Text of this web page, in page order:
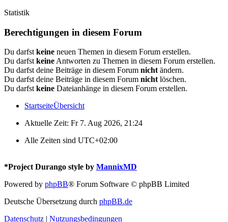
Statistik
Berechtigungen in diesem Forum
Du darfst keine neuen Themen in diesem Forum erstellen.
Du darfst keine Antworten zu Themen in diesem Forum erstellen.
Du darfst deine Beiträge in diesem Forum nicht ändern.
Du darfst deine Beiträge in diesem Forum nicht löschen.
Du darfst keine Dateianhänge in diesem Forum erstellen.
StartseiteÜbersicht
Aktuelle Zeit: Fr 7. Aug 2026, 21:24
Alle Zeiten sind UTC+02:00
*Project Durango style by MannixMD
Powered by phpBB® Forum Software © phpBB Limited
Deutsche Übersetzung durch phpBB.de
Datenschutz | Nutzungsbedingungen